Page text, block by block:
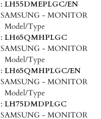
: LH55DMEPLGC/EN
SAMSUNG - MONITOR
Model/Type
: LH65QMHPLGC
SAMSUNG - MONITOR
Model/Type
: LH65QMHPLGC/EN
SAMSUNG - MONITOR
Model/Type
: LH75DMDPLGC
SAMSUNG - MONITOR